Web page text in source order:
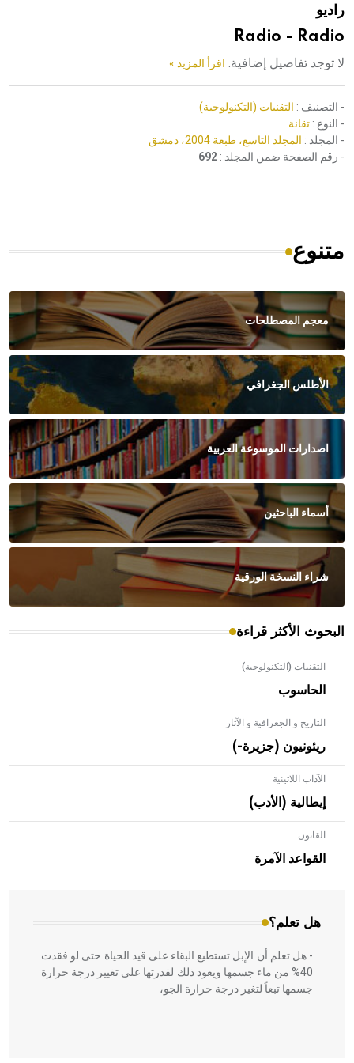
راديو
Radio - Radio
لا توجد تفاصيل إضافية. اقرأ المزيد »
- التصنيف : التقنيات (التكنولوجية)
- النوع : تقانة
- المجلد : المجلد التاسع، طبعة 2004، دمشق
- رقم الصفحة ضمن المجلد : 692
متنوع
معجم المصطلحات
الأطلس الجغرافي
اصدارات الموسوعة العربية
أسماء الباحثين
شراء النسخة الورقية
البحوث الأكثر قراءة
التقنيات (التكنولوجية)
الحاسوب
التاريخ و الجغرافية و الآثار
ريئونيون (جزيرة-)
الآداب اللاتينية
إيطالية (الأدب)
القانون
القواعد الآمرة
هل تعلم؟
- هل تعلم أن الأبلق نوع من الفنون الهندسية التي ارتبطت
بالعمارة الإسلامية في بلاد الشام ومصر خاصة، حيث يحرص
المعمار على بناء مداميكه وخاصة في الواجهات
- هل تعلم أن الإبل تستطيع البقاء على قيد الحياة حتى لو فقدت
40% من ماء جسمها ويعود ذلك لقدرتها على تغيير درجة حرارة
جسمها تبعاً لتغير درجة حرارة الجو،